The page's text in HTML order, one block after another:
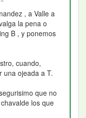
, a Valle a
la pena o
B , y ponemos
cuando,
una ojeada a T.
que no
los que